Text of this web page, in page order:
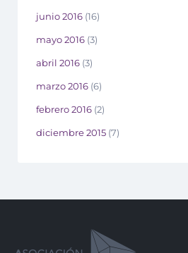
junio 2016 (16)
mayo 2016 (3)
abril 2016 (3)
marzo 2016 (6)
febrero 2016 (2)
diciembre 2015 (7)